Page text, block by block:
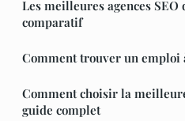
Les meilleures agences SEO
comparatif
Comment trouver un emploi
Comment choisir la
guide complet